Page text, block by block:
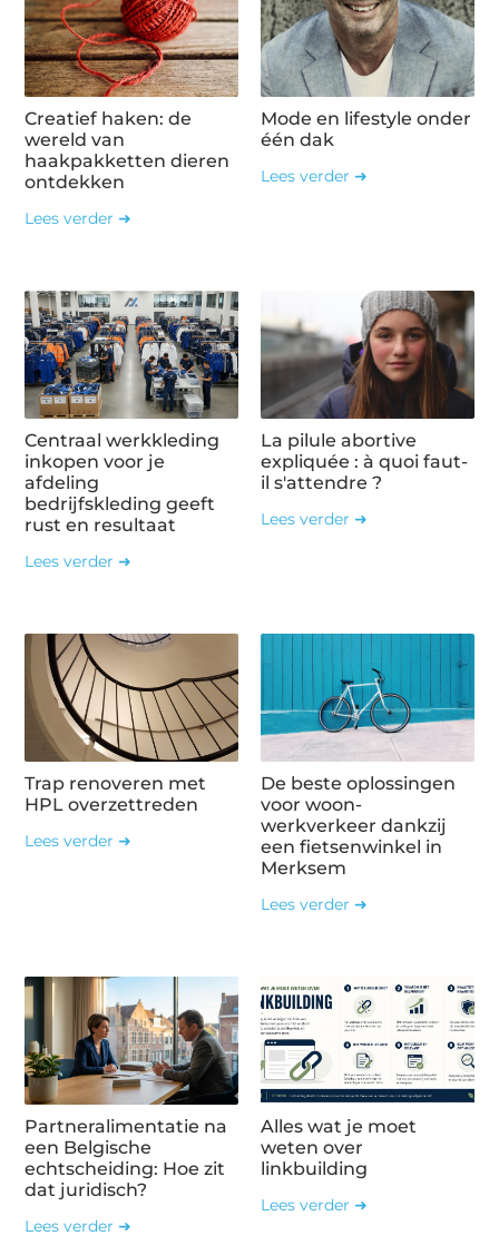
Creatief haken: de
wereld van
haakpakketten dieren
ontdekken
Lees verder ➜
Mode en lifestyle onder
één dak
Lees verder ➜
Centraal werkkleding
inkopen voor je
afdeling
bedrijfskleding geeft
rust en resultaat
Lees verder ➜
La pilule abortive
expliquée : à quoi faut-
il s'attendre ?
Lees verder ➜
Trap renoveren met
HPL overzettreden
Lees verder ➜
De beste oplossingen
voor woon-
werkverkeer dankzij
een fietsenwinkel in
Merksem
Lees verder ➜
Partneralimentatie na
een Belgische
echtscheiding: Hoe zit
dat juridisch?
Lees verder ➜
Alles wat je moet
weten over
linkbuilding
Lees verder ➜